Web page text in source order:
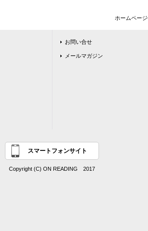
ホームペー
お問い合せ
メールマガジン
スマートフォンサイト
Copyright (C) ON READING 2017